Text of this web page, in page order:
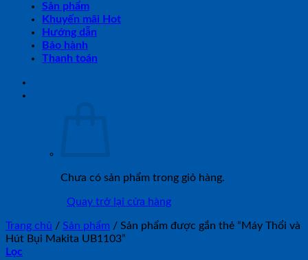
Sản phẩm
Khuyến mãi Hot
Hướng dẫn
Bảo hành
Thanh toán
Chưa có sản phẩm trong giỏ hàng.
Quay trở lại cửa hàng
Trang chủ / Sản phẩm / Sản phẩm được gắn thẻ “Máy Thổi và
Hút Bụi Makita UB1103”
Lọc